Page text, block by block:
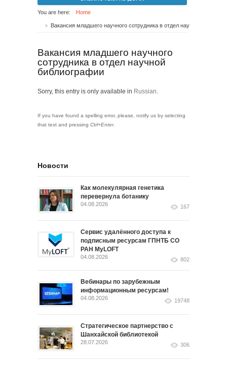
You are here: Home
Вакансия младшего научного
сотрудника в отдел научной
библиографии
Sorry, this entry is only available in Russian.
If you have found a spelling error, please, notify us by selecting
that text and pressing Ctrl+Enter.
Новости
Как молекулярная генетика
перевернула ботанику
04.08.2026 167
Сервис удалённого доступа к
подписным ресурсам ГПНТБ СО
РАН MyLOFT
04.08.2026 802
Вебинары по зарубежным
информационным ресурсам!
04.08.2026 19748
Стратегическое партнерство с
Шанхайской библиотекой
28.07.2026 306